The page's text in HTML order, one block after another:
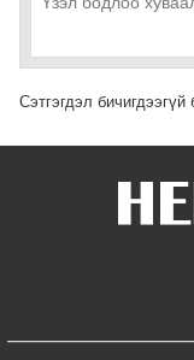
Сэтгэгдэл бичигдээгүй